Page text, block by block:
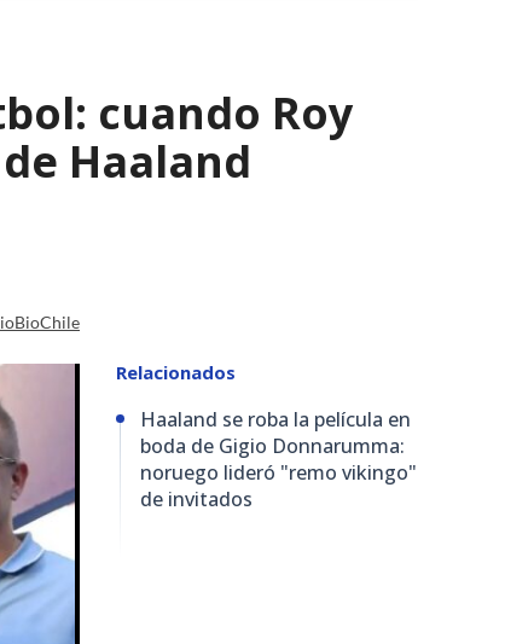
cuando Roy
Haaland
Relacionados
Haaland se roba la película en
boda de Gigio Donnarumma:
noruego lideró "remo vikingo"
de invitados